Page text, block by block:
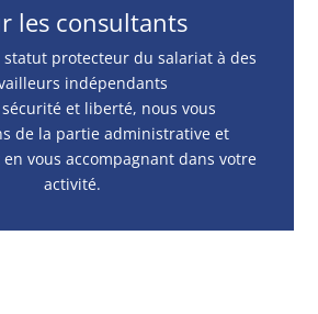
les consultants
statut protecteur du salariat à des
indépendants
et liberté, nous vous
de la partie administrative et
vous accompagnant dans votre
activité.